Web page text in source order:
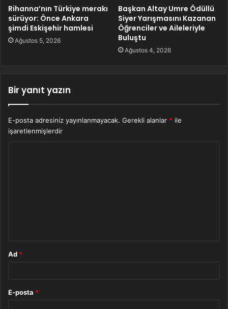
Rihanna’nın Türkiye merakı
sürüyor: Önce Ankara
şimdi Eskişehir hamlesi
Ağustos 5, 2026
Başkan Altay Umre Ödüllü
Siyer Yarışmasını Kazanan
Öğrenciler ve Aileleriyle
Buluştu
Ağustos 4, 2026
Bir yanıt yazın
E-posta adresiniz yayınlanmayacak. Gerekli alanlar * ile
işaretlenmişlerdir
Ad *
E-posta *